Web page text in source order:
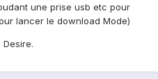
une prise usb etc pour
lancer le download Mode)